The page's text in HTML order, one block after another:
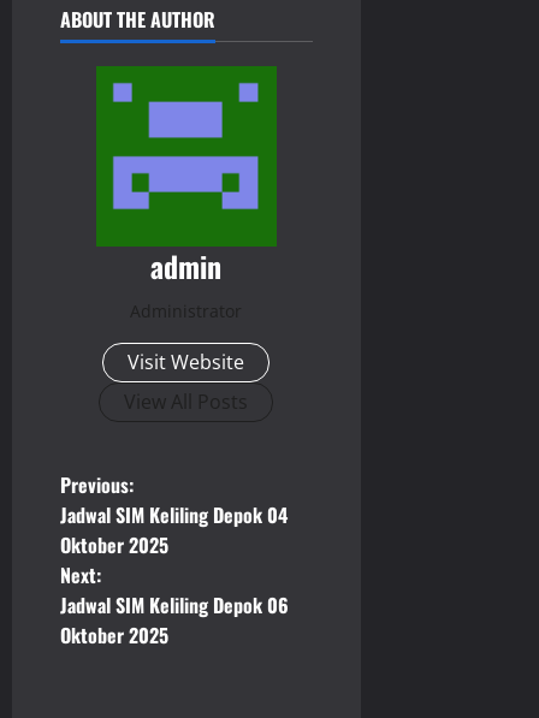
ABOUT THE AUTHOR
admin
Administrator
Visit Website
View All Posts
P
o
s
t
Previous:
Jadwal SIM Keliling Depok 04
Oktober 2025
Next:
Jadwal SIM Keliling Depok 06
Oktober 2025